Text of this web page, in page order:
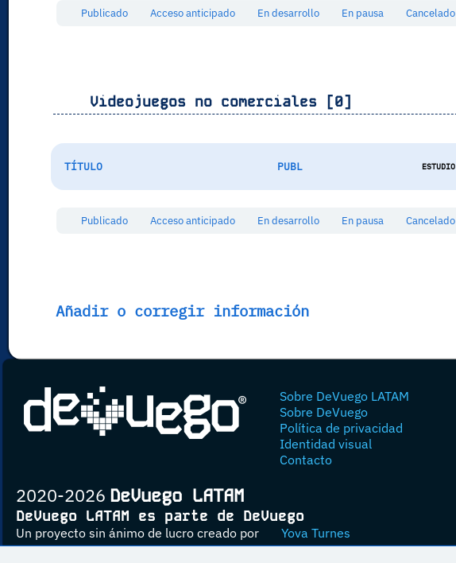
Publicado Acceso anticipado En desarrollo En pausa Cancelado
Videojuegos no comerciales [0]
TÍTULO PUBL ESTUDIO
Publicado Acceso anticipado En desarrollo En pausa Cancelado
Añadir o corregir información
Sobre DeVuego LATAM
Sobre DeVuego
Política de privacidad
Identidad visual
Contacto
2020-2026 DeVuego LATAM
DeVuego LATAM es parte de DeVuego
Un proyecto sin ánimo de lucro creado por Yova Turnes